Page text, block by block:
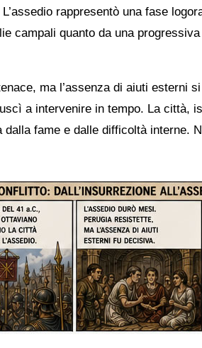
rappresentò una fase
campali quanto da una
ma l’assenza di aiuti esterni
a intervenire in tempo. La città,
fame e dalle difficoltà interne.